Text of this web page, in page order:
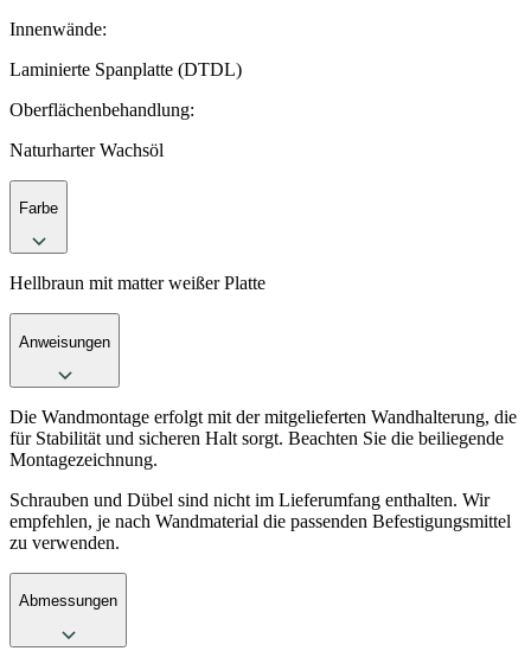
Innenwände:
Laminierte Spanplatte (DTDL)
Oberflächenbehandlung:
Naturharter Wachsöl
Farbe
Hellbraun mit matter weißer Platte
Anweisungen
Die Wandmontage erfolgt mit der mitgelieferten Wandhalterung, die
für Stabilität und sicheren Halt sorgt. Beachten Sie die beiliegende
Montagezeichnung.
Schrauben und Dübel sind nicht im Lieferumfang enthalten. Wir
empfehlen, je nach Wandmaterial die passenden Befestigungsmittel
zu verwenden.
Abmessungen